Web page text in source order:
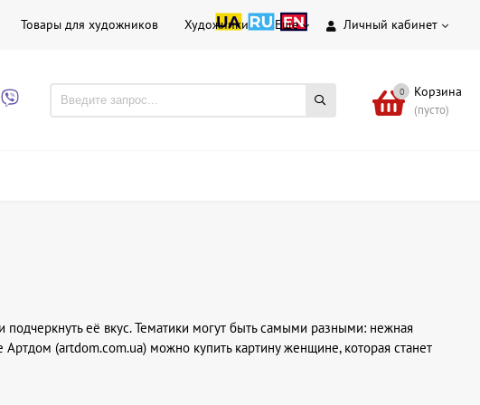
Личный кабинет
Товары для художников Художники Еще
0 Корзина
(пусто)
её вкус. Тематики могут быть самыми разными: нежная
(artdom.com.ua) можно купить картину женщине, которая станет